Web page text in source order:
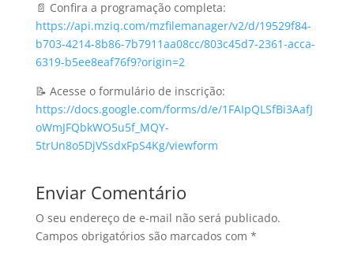
📄 Confira a programação completa:
https://api.mziq.com/mzfilemanager/v2/d/19529f84-
b703-4214-8b86-7b7911aa08cc/803c45d7-2361-acca-
6319-b5ee8eaf76f9?origin=2
📝 Acesse o formulário de inscrição:
https://docs.google.com/forms/d/e/1FAIpQLSfBi3AafJ
oWmJFQbkWO5u5f_MQY-
5trUn8o5DjVSsdxFpS4Kg/viewform
Enviar Comentário
O seu endereço de e-mail não será publicado.
Campos obrigatórios são marcados com *